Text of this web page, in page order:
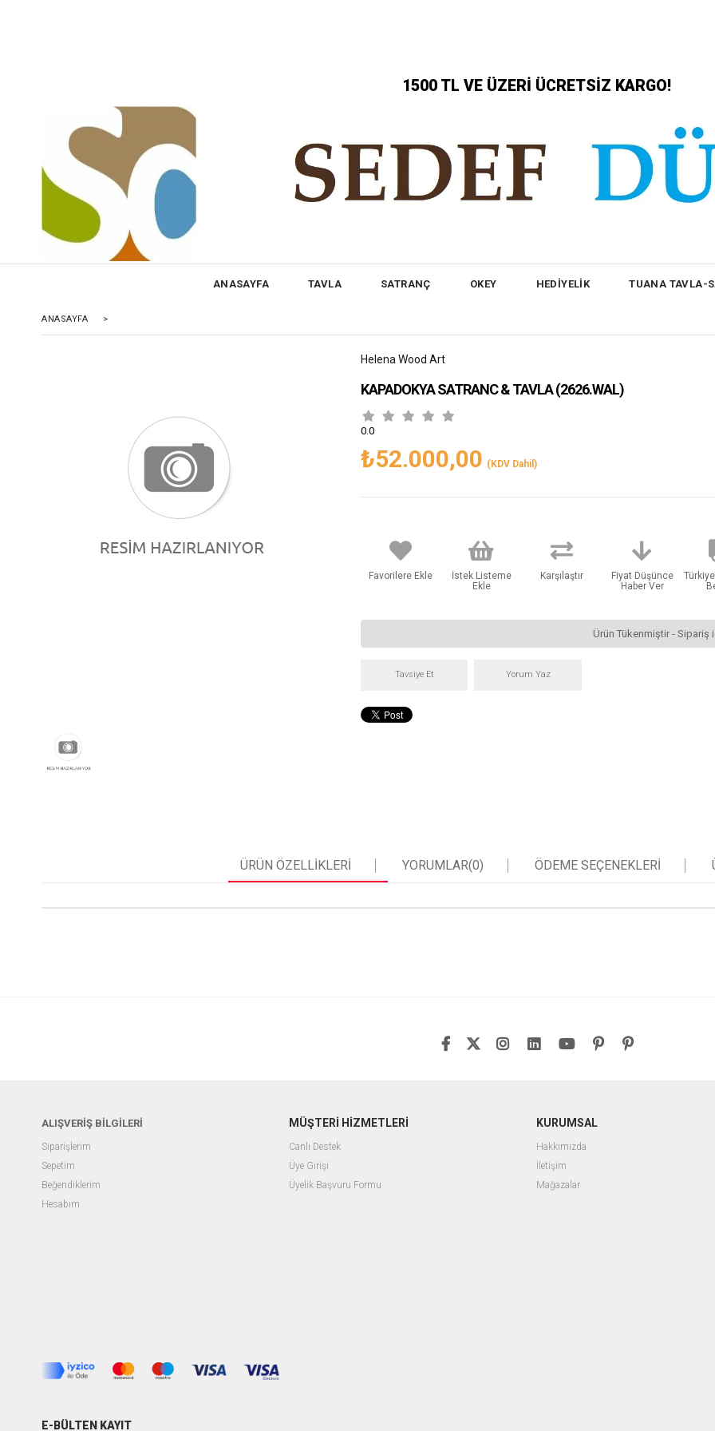
1500 TL VE ÜZERİ ÜCRETSİZ KARGO!
ANASAYFA TAVLA SATRANÇ OKEY HEDİYELİK TUANA TAVLA-
ANASAYFA >
Helena Wood Art
KAPADOKYA SATRANC & TAVLA(2626.WAL)
0.0
₺52.000,00 (KDV Dahil)
Favorilere Ekle
İstek Listeme
Ekle
Karşılaştır
Fiyat Düşünce
Haber Ver
Ürün Tükenmiştir - Sipariş
Tavsiye Et Yorum Yaz
ÜRÜN ÖZELLIKLERI YORUMLAR(0) ÖDEME SEÇENEKLERI
ALIŞVERİŞ BİLGİLERİ
Siparişlerim
Sepetim
Beğendiklerim
Hesabım
MÜŞTERİ HİZMETLERİ
Canlı Destek
Üye Girişi
Üyelik Başvuru Formu
KURUMSAL
Hakkımızda
İletişim
Mağazalar
E-BÜLTEN KAYIT